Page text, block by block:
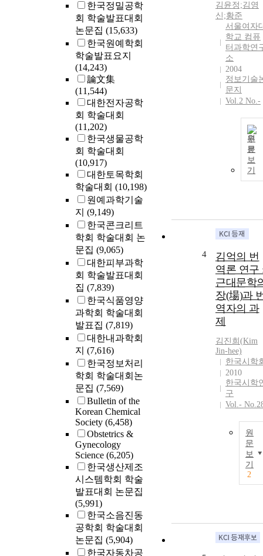
한국정밀공학
회 학술발표대회
논문집 (15,633)
한국원예학회
학술발표요지
(14,243)
論文集
(11,544)
대한전자공학
회 학술대회
(11,202)
한국생물공학
회 학술대회
(10,917)
대한토목학회
학술대회 (10,198)
원예과학기술
지 (9,149)
한국콘크리트
학회 학술대회 논
문집 (9,065)
대한피부과학
회 학술발표대회
집 (7,839)
한국식품영양
과학회 학술대회
발표집 (7,819)
대한내과학회
지 (7,616)
한국정보처리
학회 학술대회논
문집 (7,569)
Bulletin of the
Korean Chemical
Society (6,458)
Obstetrics &
Gynecology
Science (6,205)
한국생산제조
시스템학회 학술
발표대회 논문집
(5,991)
한국소음진동
공학회 학술대회
논문집 (5,904)
한국자동차공
김윤정;김영
신;황준
서울여자
학교 컴퓨
터과학연
소
2004
정보기술
문지
Vol.2 No.-
원
문
보
기
4
김억의 번
역론 연구
근대문학
장(場)과
역자의 과
제
김진희(Kim
Jin-hee)
한국시학
2010
한국시학
구
Vol.-
원
문
보
기
2